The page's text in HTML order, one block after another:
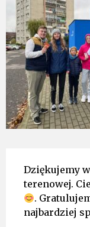
Dziękujemy
terenowej.
.
najbardziej